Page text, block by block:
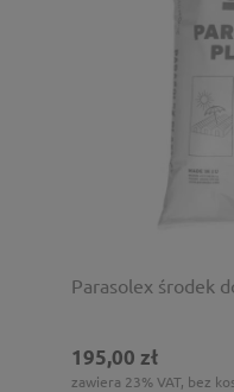
Parasolex środek
195,00 zł
zawiera 23% VAT, bez